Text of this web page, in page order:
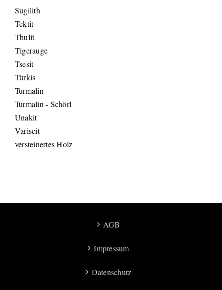
Sugilith
Tektit
Thulit
Tigerauge
Tsesit
Türkis
Turmalin
Turmalin - Schörl
Unakit
Variscit
versteinertes Holz
AGB
Impressum
Datenschutz